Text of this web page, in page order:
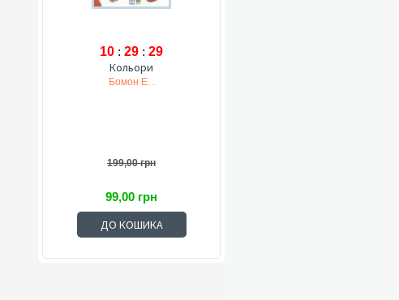
10 : 29 : 28
Кольори
Бомон Е. .
199,00 грн
99,00 грн
ДО КОШИКА